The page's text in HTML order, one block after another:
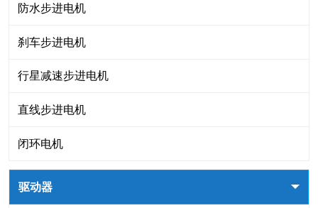
防水步进电机
刹车步进电机
行星减速步进电机
直线步进电机
闭环电机
驱动器